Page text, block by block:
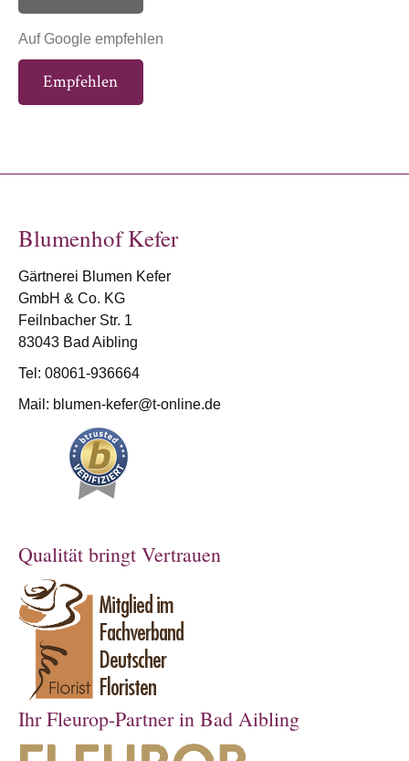
Auf Google empfehlen
Empfehlen
Blumenhof Kefer
Gärtnerei Blumen Kefer
GmbH & Co. KG
Feilnbacher Str. 1
83043 Bad Aibling
Tel: 08061-936664
Mail: blumen-kefer@t-online.de
Qualität bringt Vertrauen
Ihr Fleurop-Partner in Bad Aibling